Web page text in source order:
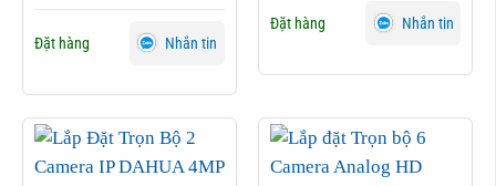
Đặt hàng Nhắn tin
Đặt hàng Nhắn tin